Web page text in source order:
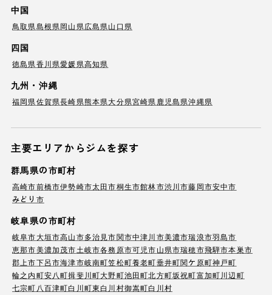
中国
鳥取県島根県岡山県広島県山口県
四国
徳島県香川県愛媛県高知県
九州・沖縄
福岡県佐賀県長崎県熊本県大分県宮崎県 鹿児島県沖縄県
主要エリアからジムを探す
群馬県の市町村
高崎市前橋市伊勢崎市太田市桐生市館林市渋川市藤岡市安中市
みどり市
岐阜県の市町村
岐阜市大垣市高山市多治見市関市中津川市美濃市瑞浪市羽島市
恵那市美濃加茂市土岐市各務原市可児市山県市瑞穂市飛騨市本巣市
郡上市下呂市海津市岐南町笠松町養老町垂井町関ケ原町神戸町
輪之内町安八町揖斐川町大野町池田町北方町坂祝町富加町川辺町
七宗町 八百津町白川町東白川村御嵩町白川村